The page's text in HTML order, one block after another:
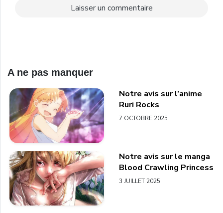
A ne pas manquer
Notre avis sur l’anime
Ruri Rocks
7 OCTOBRE 2025
Notre avis sur le manga
Blood Crawling Princess
3 JUILLET 2025